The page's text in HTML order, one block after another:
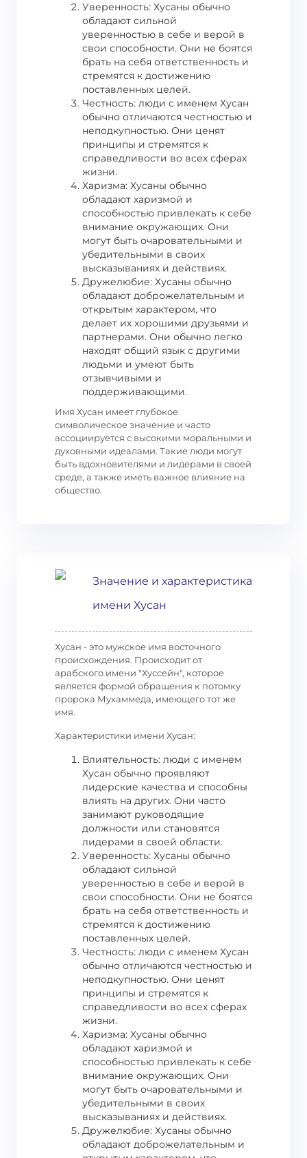
Уверенность: Хусаны обычно
обладают сильной
уверенностью в себе и верой в
свои способности. Они не боятся
брать на себя ответственность и
стремятся к достижению
поставленных целей.
Честность: люди с именем Хусан
обычно отличаются честностью и
неподкупностью. Они ценят
принципы и стремятся к
справедливости во всех сферах
жизни.
Харизма: Хусаны обычно
обладают харизмой и
способностью привлекать к себе
внимание окружающих. Они
могут быть очаровательными и
убедительными в своих
высказываниях и действиях.
Дружелюбие: Хусаны обычно
обладают доброжелательным и
открытым характером, что
делает их хорошими друзьями и
партнерами. Они обычно легко
находят общий язык с другими
людьми и умеют быть
отзывчивыми и
поддерживающими.
Имя Хусан имеет глубокое
символическое значение и часто
ассоциируется с высокими моральными и
духовными идеалами. Такие люди могут
быть вдохновителями и лидерами в своей
среде, а также иметь важное влияние на
общество.
Значение и характеристика
имени Хусан
Хусан - это мужское имя восточного
происхождения. Происходит от
арабского имени "Хуссейн", которое
является формой обращения к потомку
пророка Мухаммеда, имеющего тот же
имя.
Характеристики имени Хусан:
Влиятельность: люди с именем
Хусан обычно проявляют
лидерские качества и способны
влиять на других. Они часто
занимают руководящие
должности или становятся
лидерами в своей области.
Уверенность: Хусаны обычно
обладают сильной
уверенностью в себе и верой в
свои способности. Они не боятся
брать на себя ответственность и
стремятся к достижению
поставленных целей.
Честность: люди с именем Хусан
обычно отличаются честностью и
неподкупностью. Они ценят
принципы и стремятся к
справедливости во всех сферах
жизни.
Харизма: Хусаны обычно
обладают харизмой и
способностью привлекать к себе
внимание окружающих. Они
могут быть очаровательными и
убедительными в своих
высказываниях и действиях.
Дружелюбие: Хусаны обычно
обладают доброжелательным и